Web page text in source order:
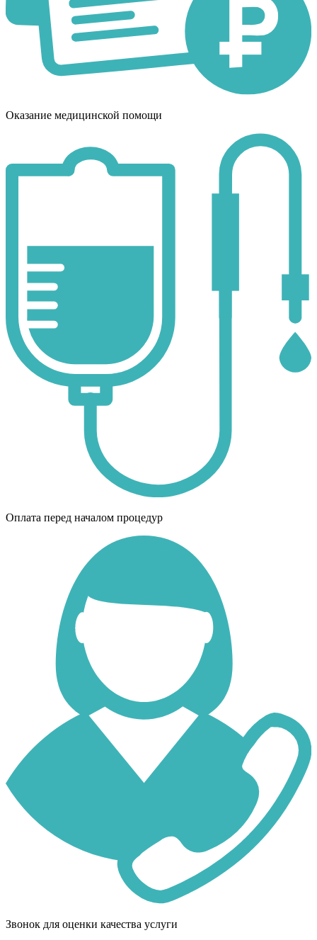
Оказание медицинской помощи
Оплата перед началом процедур
Звонок для оценки качества услуги